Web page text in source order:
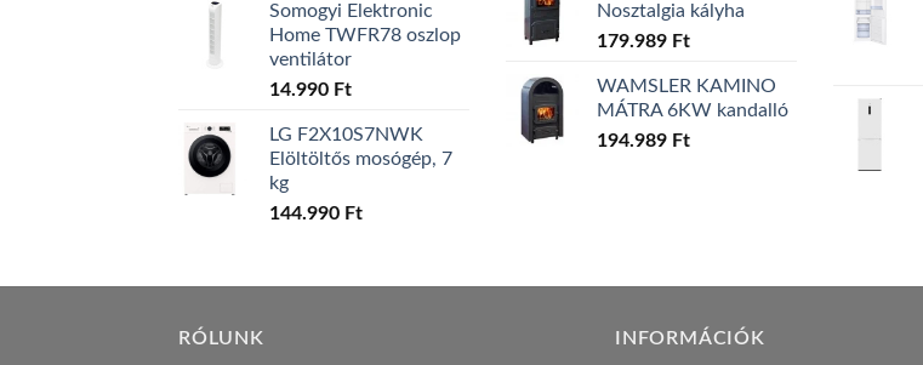
Somogyi Elektronic
Home TWFR78 oszlop
ventilátor
14.990 Ft
LG F2X10S7NWK
Elöltöltős mosógép, 7
kg
144.990 Ft
Nosztalgia kályha
179.989 Ft
WAMSLER KAMINO
MÁTRA 6KW kandalló
194.989 Ft
RÓLUNK INFORMÁCIÓK